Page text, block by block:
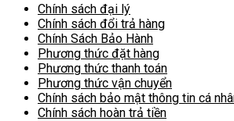
Chính sách đại lý
Chính sách đổi trả hàng
Chính Sách Bảo Hành
Phương thức đặt hàng
Phương thức thanh toán
Phương thức vận chuyển
Chính sách bảo mật thông tin cá
Chính sách hoàn trả tiền